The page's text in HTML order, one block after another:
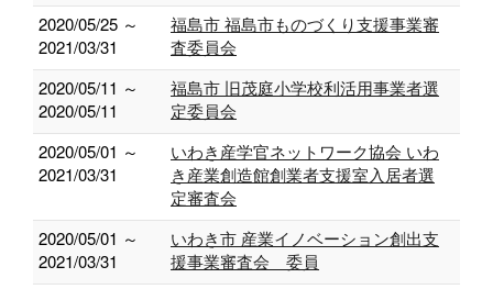
2020/05/25 ～
2021/03/31
福島市 福島市ものづくり支援事業審
査委員会
2020/05/11 ～
2020/05/11
福島市 旧茂庭小学校利活用事業者選
定委員会
2020/05/01 ～
2021/03/31
いわき産学官ネットワーク協会 いわ
き産業創造館創業者支援室入居者選
定審査会
2020/05/01 ～
2021/03/31
いわき市 産業イノベーション創出支
援事業審査会 委員